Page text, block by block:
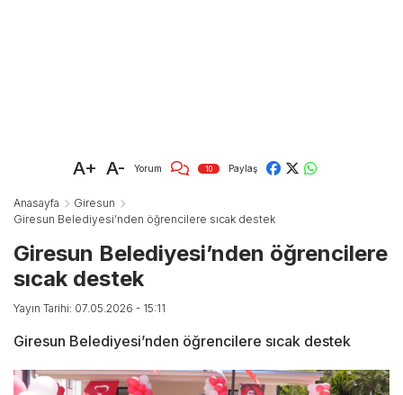
A+ A- Yorum 10 Paylaş
Anasayfa
Giresun
Giresun Belediyesi’nden öğrencilere sıcak destek
Giresun Belediyesi’nden öğrencilere
sıcak destek
Yayın Tarihi: 07.05.2026 - 15:11
Giresun Belediyesi’nden öğrencilere sıcak destek